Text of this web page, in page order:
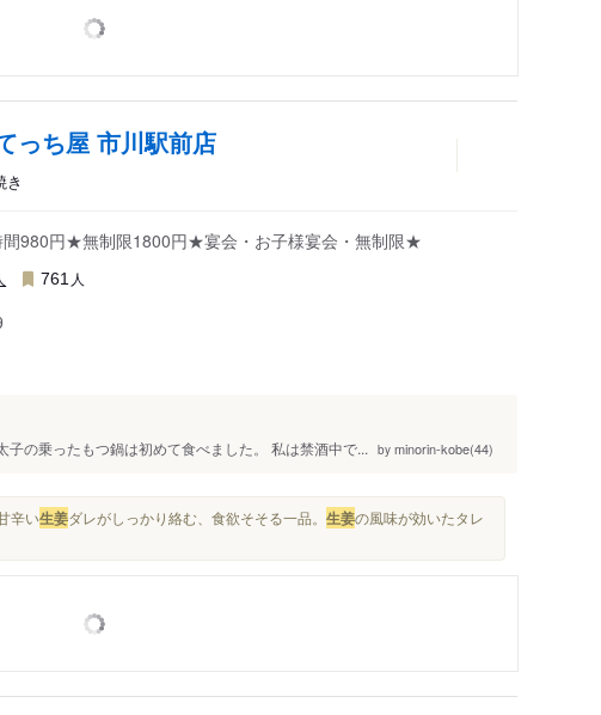
っち屋 市川駅前店
980円★無制限1800円★宴会・お子様宴会・無制限★
761 人
の乗ったもつ鍋は初めて食べました。 私は禁酒中で... by minorin-kobe(44)
辛い生姜ダレがしっかり絡む、食欲そそる一品。 生姜の風味が効いたタレ